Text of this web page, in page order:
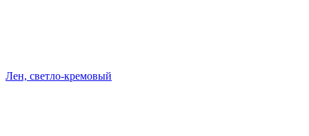
Лен, светло-кремовый